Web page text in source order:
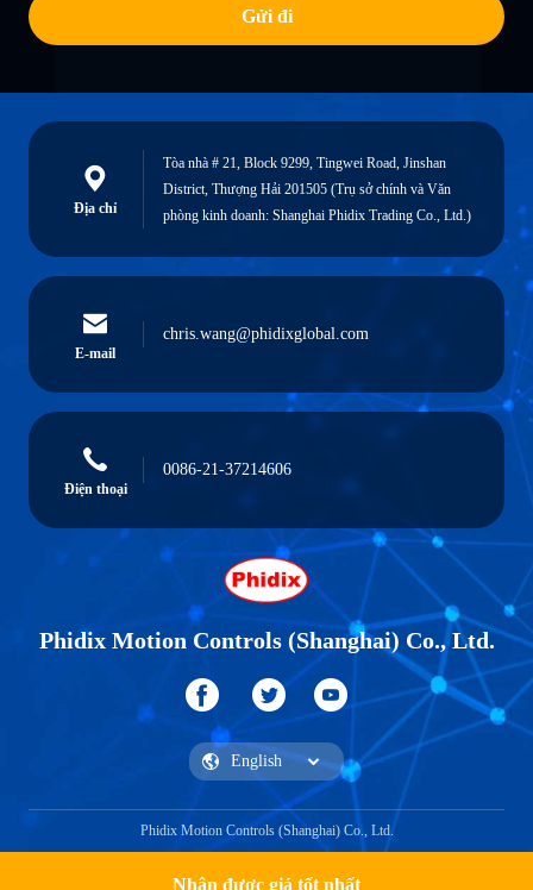
Nhận được giá tốt nhất
Gửi đi
Địa chỉ
Tòa nhà # 21, Block 9299, Tingwei Road, Jinshan
District, Thượng Hải 201505 (Trụ sở chính và Văn
phòng kinh doanh: Shanghai Phidix Trading Co., Ltd.)
E-mail
chris.wang@phidixglobal.com
Điện thoại
0086-21-37214606
Phidix Motion Controls (Shanghai) Co., Ltd.
Phidix Motion Controls (Shanghai) Co., Ltd.